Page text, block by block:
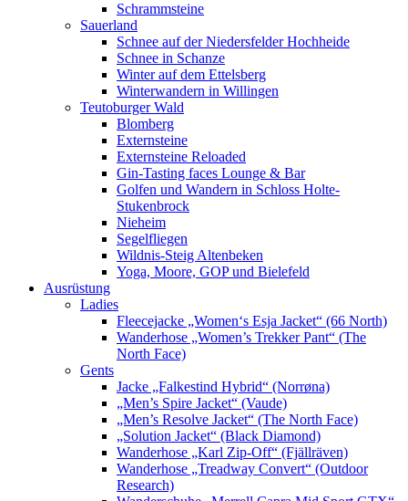
Schrammsteine
Sauerland
Schnee auf der Niedersfelder Hochheide
Schnee in Schanze
Winter auf dem Ettelsberg
Winterwandern in Willingen
Teutoburger Wald
Blomberg
Externsteine
Externsteine Reloaded
Gin-Tasting faces Lounge & Bar
Golfen und Wandern in Schloss Holte-
Stukenbrock
Nieheim
Segelfliegen
Wildnis-Steig Altenbeken
Yoga, Moore, GOP und Bielefeld
Ausrüstung
Ladies
Fleecejacke „Women‘s Esja Jacket“ (66 North)
Wanderhose „Women’s Trekker Pant“ (The
North Face)
Gents
Jacke „Falkestind Hybrid“ (Norrøna)
„Men’s Spire Jacket“ (Vaude)
„Men’s Resolve Jacket“ (The North Face)
„Solution Jacket“ (Black Diamond)
Wanderhose „Karl Zip-Off“ (Fjällräven)
Wanderhose „Treadway Convert“ (Outdoor
Research)